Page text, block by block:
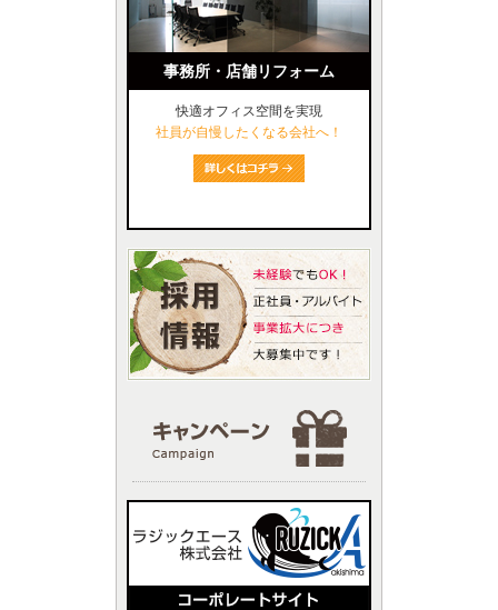
事務所・店舗リフォーム
快適オフィス空間を実現
社員が自慢したくなる会社へ！